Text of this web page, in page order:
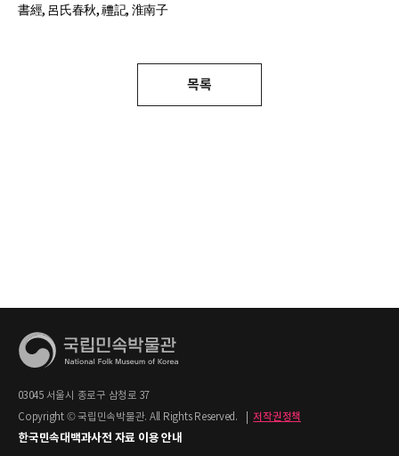
書經, 呂氏春秋, 禮記, 淮南子
목록
03045 서울시 종로구 삼청로 37
Copyright © 국립민속박물관. All Rights Reserved.
저작권정책
한국민속대백과사전 자료 이용 안내